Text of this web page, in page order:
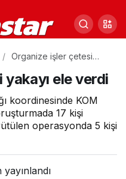
Organize işler çetesi
ele verdi
koordinesinde KOM
17 kişi
operasyonda 5 kişi
0 Paylaş